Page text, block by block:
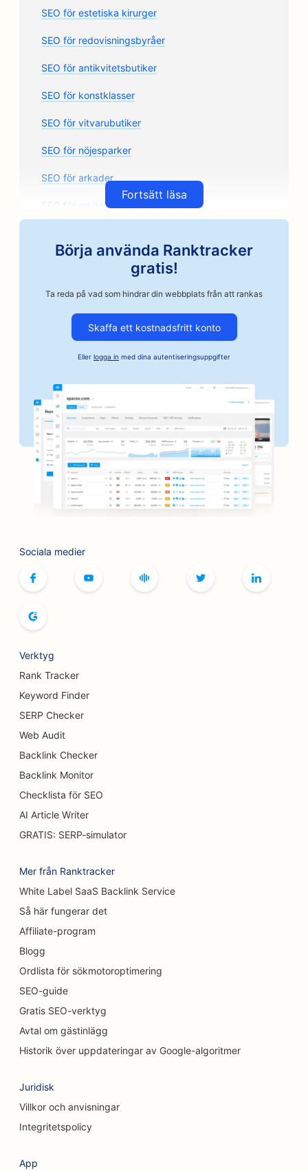
SEO för estetiska kirurger
SEO för redovisningsbyråer
SEO för antikvitetsbutiker
SEO för konstklasser
SEO för vitvarubutiker
SEO för nöjesparker
SEO för arkader
SEO för arkitektbyråer
SEO för bilreservdelsbutiker
SEO för bilverkstäder
SEO för bilverkstäder
SEO för företag inom fordonsindustrin
SEO för banker
SEO för bagerier
SEO för frisersalonger
SEO för BBQ-skivor
SEO för butiker
SEO för brädspelscaféer
SEO för bryggerier
SEO för bröstförstoringstjänster
SEO för hamburgerbilar
SEO för brännskadekirurger
SEO för kaféer
SEO för konditorier
SEO för restauranger med avslappnad mat
SEO för matt- och golvbutiker
SEO för biltvättar
SEO för bilhandlare
SEO för städtjänster
SEO för kattkaféer
SEO för Chemical Peel-tjänster
SEO för klädbutiker
SEO för kraniofaciala kirurger
Fortsätt läsa
Börja använda Ranktracker
gratis!
Ta reda på vad som hindrar din webbplats från att rankas
Skaffa ett kostnadsfritt konto
Eller logga in med dina autentiseringsuppgifter
Sociala medier
Verktyg
Rank Tracker
Keyword Finder
SERP Checker
Web Audit
Backlink Checker
Backlink Monitor
Checklista för SEO
AI Article Writer
GRATIS: SERP-simulator
Mer från Ranktracker
White Label SaaS Backlink Service
Så här fungerar det
Affiliate-program
Blogg
Ordlista för sökmotoroptimering
SEO-guide
Gratis SEO-verktyg
Avtal om gästinlägg
Historik över uppdateringar av Google-algoritmer
Juridisk
Villkor och anvisningar
Integritetspolicy
App